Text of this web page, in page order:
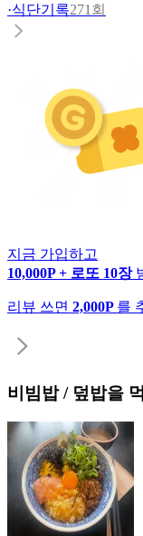
·식단기록271회
지금 가입하고
10,000P + 로또 10장
리뷰 쓰면 2,000P 를
비빔밥 / 덮밥을